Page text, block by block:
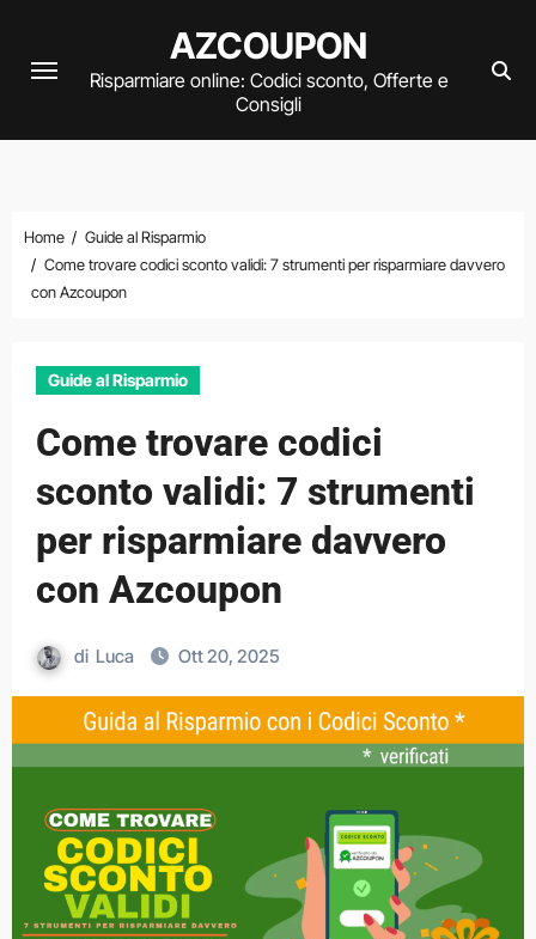
contenuto
AZCOUPON
Risparmiare online: Codici sconto, Offerte e
Consigli
Home
Guide al Risparmio
Come trovare codici sconto validi: 7 strumenti per risparmiare davvero
con Azcoupon
Guide al Risparmio
Come trovare codici
sconto validi: 7 strumenti
per risparmiare davvero
con Azcoupon
di Luca Ott 20, 2025